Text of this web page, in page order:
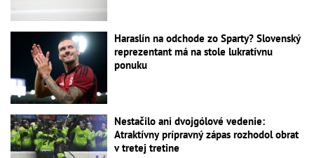
Haraslín na odchode zo Sparty? Slovenský
reprezentant má na stole lukratívnu
ponuku
Nestačilo ani dvojgólové vedenie:
Atraktívny prípravný zápas rozhodol obrat
v tretej tretine